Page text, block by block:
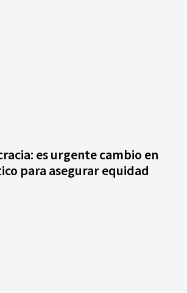
es urgente cambio en
para asegurar equidad